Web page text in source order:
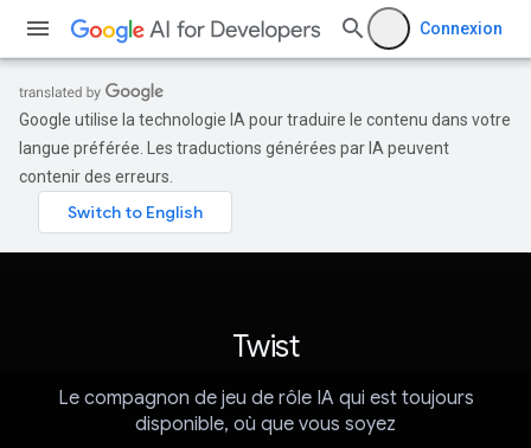
Connexion
Google utilise la technologie IA pour traduire le contenu dans votre
langue préférée. Les traductions générées par IA peuvent
contenir des erreurs.
Twist
Le compagnon de jeu de rôle IA qui est toujours
disponible, où que vous soyez